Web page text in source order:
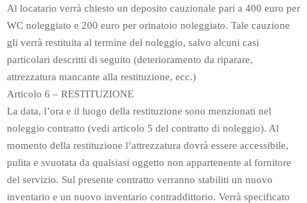
Al locatario verrà chiesto un deposito cauzionale pari a 400 euro per
WC noleggiato e 200 euro per orinatoio noleggiato. Tale cauzione
gli verrà restituita al termine del noleggio, salvo alcuni casi
particolari descritti di seguito (deterioramento da riparare,
attrezzatura mancante alla restituzione, ecc.)
Articolo 6 – RESTITUZIONE
La data, l’ora e il luogo della restituzione sono menzionati nel
noleggio contratto (vedi articolo 5 del contratto di noleggio). Al
momento della restituzione l’attrezzatura dovrà essere accessibile,
pulita e svuotata da qualsiasi oggetto non appartenente al fornitore
del servizio. Sul presente contratto verranno stabiliti un nuovo
inventario e un nuovo inventario contraddittorio. Verrà specificato